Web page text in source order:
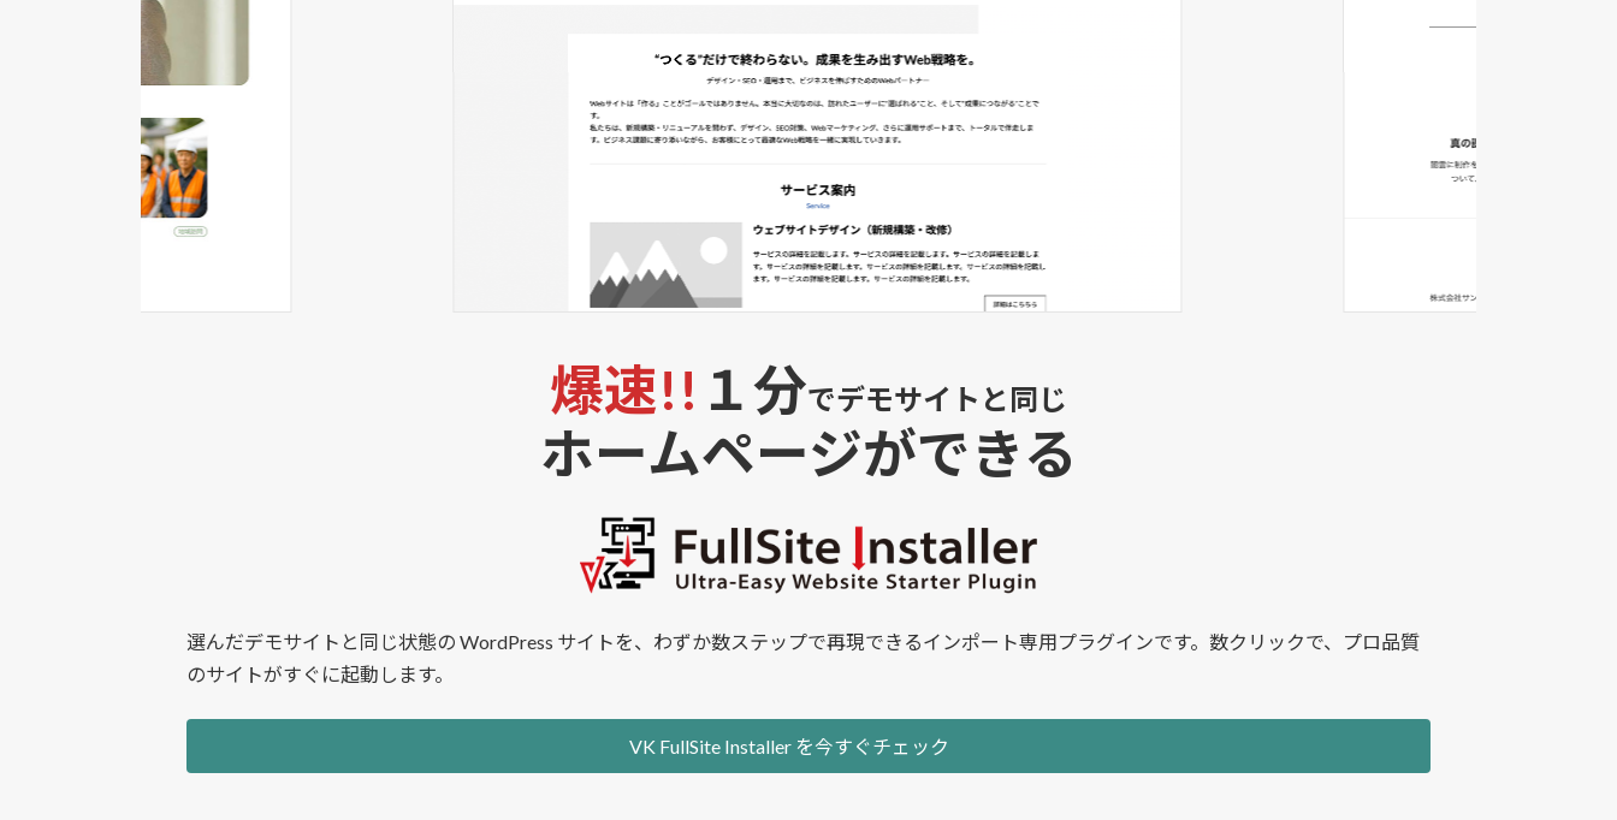
爆速!! １分でデモサイトと同じ
ホームページができる
選んだデモサイトと同じ状態の WordPress サイトを、わずか数ステップで再現できるインポート専用プラグインです。数クリックで、プロ品質
のサイトがすぐに起動します。
VK FullSite Installer を今すぐチェック